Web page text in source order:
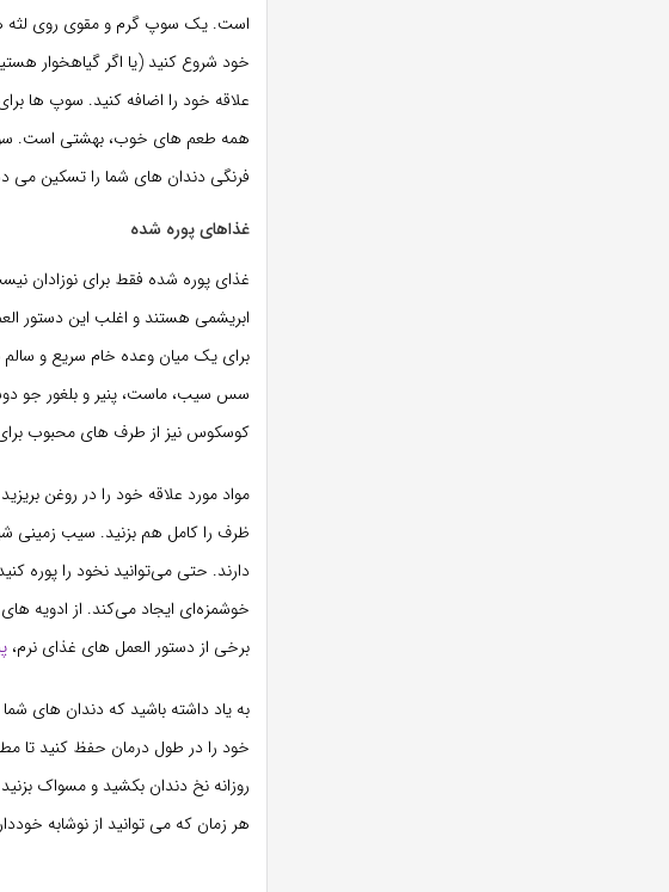
است. یک سوپ گرم و مقوی روی لثه
خود شروع کنید (یا اگر گیاهخوار
علاقه خود را اضافه کنید. سوپ ها
همه طعم های خوب، بهشتی است.
فرنگی دندان های شما را تسکین
غذاهای پوره شده
غذای پوره شده فقط برای نوزادان
ابریشمی هستند و اغلب این دستور
برای یک میان وعده خام سریع و سالم
سس سیب، ماست، پنیر و بلغور جو
کوسکوس نیز از طرف های محبوب
مواد مورد علاقه خود را در روغن
ظرف را کامل هم بزنید. سیب زمینی
دارند. حتی می‌توانید نخود را پوره
خوشمزه‌ای ایجاد می‌کند. از ادویه
برخی از دستور العمل های غذای نرم،
به یاد داشته باشید که دندان های
خود را در طول درمان حفظ کنید
روزانه نخ دندان بکشید و مسواک
هر زمان که می توانید از نوشابه